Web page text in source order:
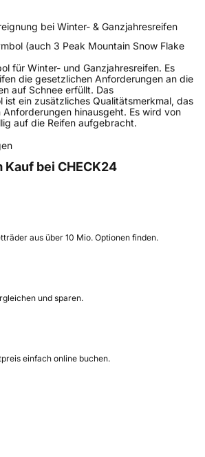
bei Winter- & Ganzjahresreifen
(auch 3 Peak Mountain Snow Flake
für Winter- und Ganzjahresreifen. Es
die gesetzlichen Anforderungen an die
auf Schnee erfüllt. Das
ist ein zusätzliches Qualitätsmerkmal, das
hinausgeht. Es wird von
auf die Reifen aufgebracht.
bei CHECK24
aus über 10 Mio. Optionen finden.
und sparen.
einfach online buchen.